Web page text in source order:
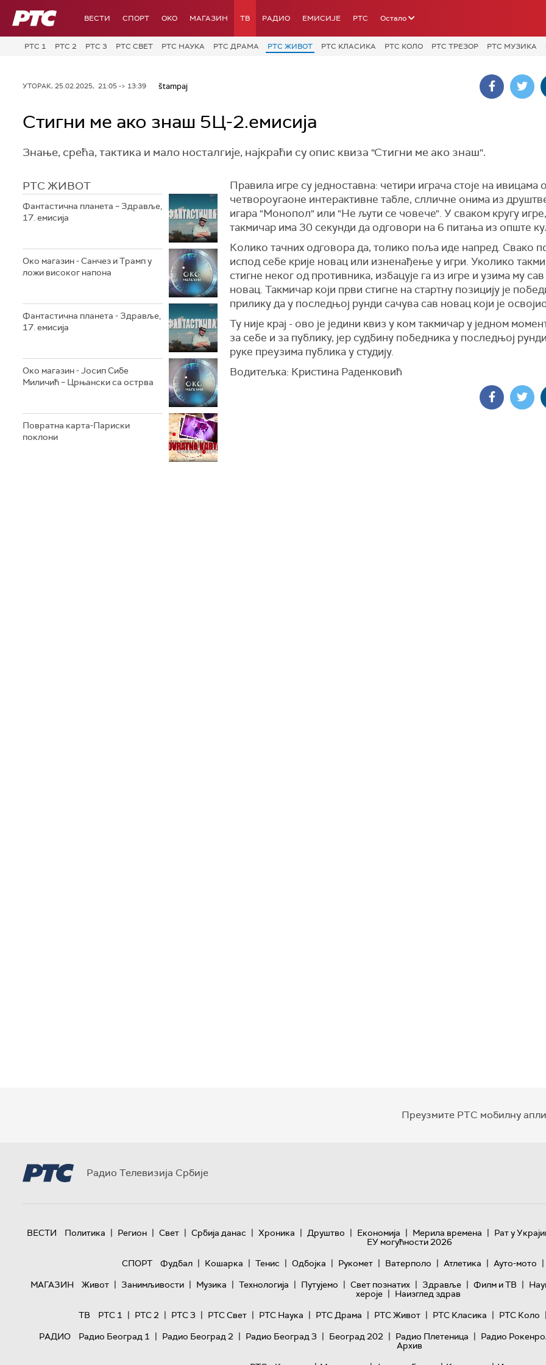
РТС ВЕСТИ СПОРТ OKO МАГАЗИН ТВ РАДИО ЕМИСИЈЕ РТС Остало
РТС 1 РТС 2 РТС 3 РТС СВЕТ РТС НАУКА РТС ДРАМА РТС ЖИВОТ РТС КЛАСИКА РТС КОЛО РТС ТРЕЗОР РТС МУЗИКА
УТОРАК, 25.02.2025, 21:05 -> 13:39 štampaj
Стигни ме ако знаш 5Ц-2.емисија
Знање, срећа, тактика и мало носталгије, најкраћи су опис квиза "Стигни ме ако знаш".
РТС ЖИВОТ
Фантастична планета – Здравље,
17. емисија
Око магазин - Санчез и Трамп у
ложи високог напона
Фантастична планета - Здравље,
17. емисија
Око магазин - Јосип Сибе
Миличић – Црњански са острва
Повратна карта-Париски
поклони
Правила игре су једноставна: четири играча стоје на ивицама
четвороугаоне интерактивне табле, слличне онима из
игара "Монопол" или "Не љути се човече". У сваком кругу
такмичар има 30 секунди да одговори на 6 питања из опште
Колико тачних одговора да, толико поља иде напред. Свако
испод себе крије новац или изненађење у игри. Уколико
стигне неког од противника, избацује га из игре и узима му
новац. Такмичар који први стигне на стартну позицију је
прилику да у последњој рунди сачува сав новац који је
Ту није крај - ово је једини квиз у ком такмичар у једном
за себе и за публику, јер судбину победника у последњој
руке преузима публика у студију.
Водитељка: Кристина Раденковић
Преузмите РТС мобилну
Радио Телевизија Србије
ВЕСТИ Политика | Регион | Свет | Србија данас | Хроника | Друштво | Економија | Мерила времена | Рат у
ЕУ могућности 2026
СПОРТ
Фудбал | Кошарка | Тенис | Одбојка | Рукомет | Ватерполо | Атлетика | Ауто-мото |
МАГАЗИН
Живот | Занимљивости | Музика | Технологијa | Путујемо | Свет познатих | Здравље | Филм и ТВ |
хероје | Наизглед здрав
ТВ
РТС 1 | РТС 2 | РТС 3 | РТС Свет | РТС Наука | РТС Драма | РТС Живот | РТС Класика | РТС Коло |
РАДИО
Радио Београд 1 | Радио Београд 2 | Радио Београд 3 | Београд 202 | Радио Плетеница | Радио
Архив